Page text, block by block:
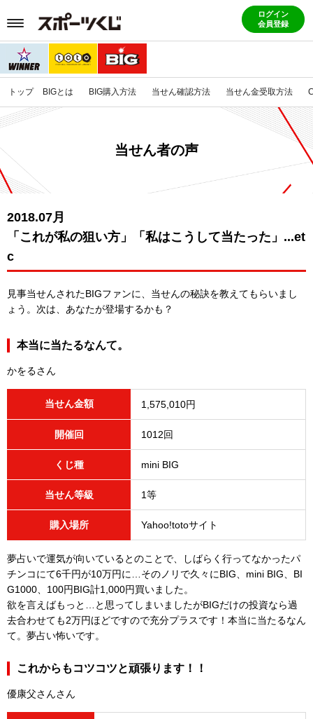
ログイン
会員登録
トップ BIGとは BIG購入方法 当せん確認方法 当せん金受取方法
当せん者の声
2018.07月
「これが私の狙い方」「私はこうして当たった」...et
c
見事当せんされたBIGファンに、当せんの秘訣を教えてもらいまし
ょう。 次は、あなたが登場するかも？
本当に当たるなんて。
かをるさん
当せん金額 1,575,010円
開催回 1012回
くじ種 mini BIG
当せん等級 1等
購入場所 Yahoo!totoサイト
夢占いで運気が向いているとのことで、しばらく行ってなかったパ
チンコにて6千円が10万円に…そのノリで久々にBIG、mini BIG、BI
G1000、100円BIG計1,000円買いました。
欲を言えばもっと…と思ってしまいましたがBIGだけの投資なら過
去合わせても2万円ほどですので充分プラスです！本当に当たるなん
て。夢占い怖いです。
これからもコツコツと頑張ります！！
優康父さんさん